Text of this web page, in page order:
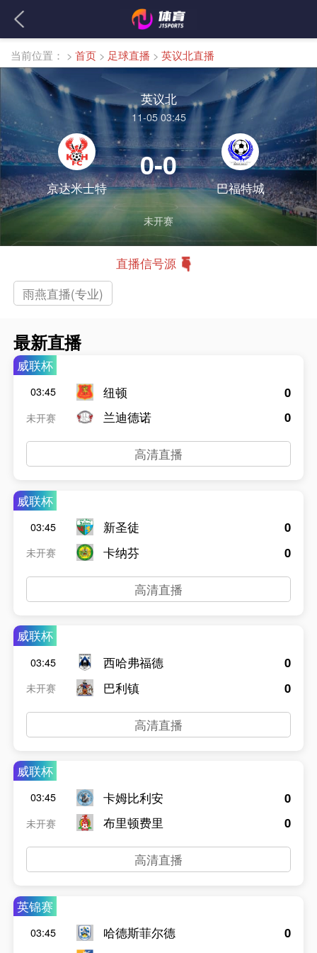
当前位置： > 首页 > 足球直播 > 英议北直播
英议北
11-05 03:45
京达米士特
0-0
巴福特城
未开赛
直播信号源
雨燕直播(专业)
最新直播
威联杯
03:45
未开赛
纽顿
兰迪德诺
0
0
高清直播
威联杯
03:45
未开赛
新圣徒
卡纳芬
0
0
高清直播
威联杯
03:45
未开赛
西哈弗福德
巴利镇
0
0
高清直播
威联杯
03:45
未开赛
卡姆比利安
布里顿费里
0
0
高清直播
英锦赛
03:45
哈德斯菲尔德
0